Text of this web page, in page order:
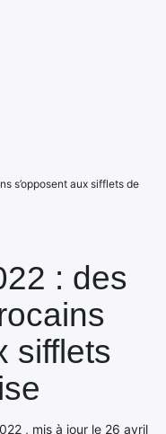
: des
sifflets
, mis à jour le 26 avril
s’opposent aux sifflets de